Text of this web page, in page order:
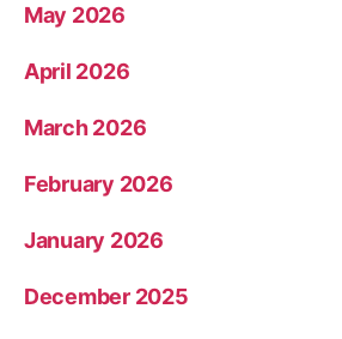
May 2026
April 2026
March 2026
February 2026
January 2026
December 2025